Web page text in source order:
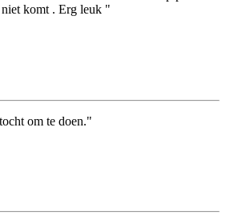
niet komt . Erg leuk "
om te doen."